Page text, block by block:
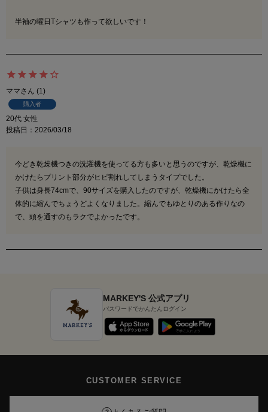
半袖の曜日Tシャツも作って欲しいです！
ママ 1
購入者
20代 女性
投稿日
2026/03/18
今どき乾燥機つきの洗濯機を使ってる方も多いと思うのですが、乾燥機に
かけたらプリント部分がヒビ割れしてしまうタイプでした。
子供は身長74cmで、90サイズを購入したのですが、乾燥機にかけたら全
体的に縮んでちょうどよくなりました。縮んでもゆとりのある作りなの
で、頭を通すのもラクでよかったです。
MARKEY'S 公式アプリ
パスワードでかんたんログイン
CUSTOMER SERVICE